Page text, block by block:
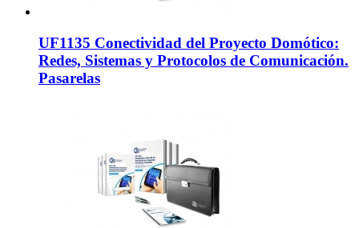
UF1135 Conectividad del Proyecto Domótico:
Redes, Sistemas y Protocolos de Comunicación.
Pasarelas